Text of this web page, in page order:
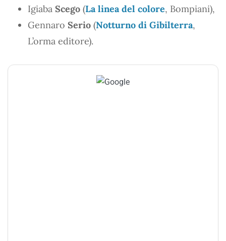
Igiaba Scego (La linea del colore, Bompiani),
Gennaro Serio (Notturno di Gibilterra,
L’orma editore).